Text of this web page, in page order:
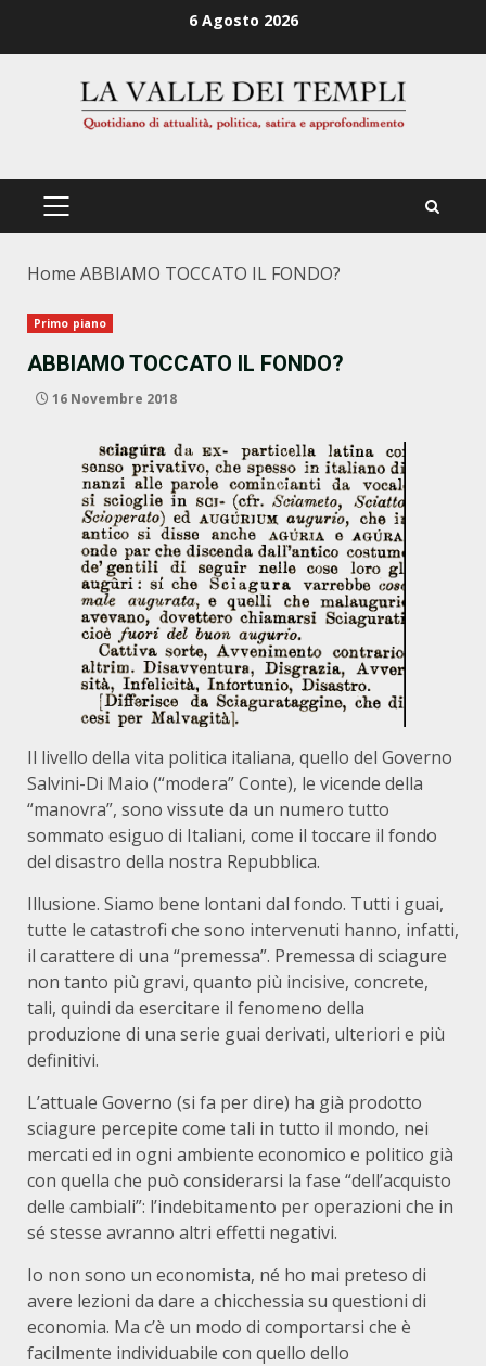
6 Agosto 2026
PRIMÄRES
Home ABBIAMO TOCCATO IL FONDO?
Primo piano
ABBIAMO TOCCATO IL FONDO?
16 Novembre 2018
Il livello della vita politica italiana, quello del Governo
Salvini-Di Maio (“modera” Conte), le vicende della
“manovra”, sono vissute da un numero tutto
sommato esiguo di Italiani, come il toccare il fondo
del disastro della nostra Repubblica.
Illusione. Siamo bene lontani dal fondo. Tutti i guai,
tutte le catastrofi che sono intervenuti hanno, infatti,
il carattere di una “premessa”. Premessa di sciagure
non tanto più gravi, quanto più incisive, concrete,
tali, quindi da esercitare il fenomeno della
produzione di una serie guai derivati, ulteriori e più
definitivi.
L’attuale Governo (si fa per dire) ha già prodotto
sciagure percepite come tali in tutto il mondo, nei
mercati ed in ogni ambiente economico e politico già
con quella che può considerarsi la fase “dell’acquisto
delle cambiali”: l’indebitamento per operazioni che in
sé stesse avranno altri effetti negativi.
Io non sono un economista, né ho mai preteso di
avere lezioni da dare a chicchessia su questioni di
economia. Ma c’è un modo di comportarsi che è
facilmente individuabile con quello dello